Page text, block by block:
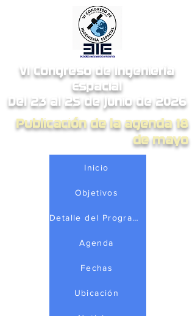
VI Congreso de Ingeniería
Espacial
Del 23 al 25 de junio de 2026
Publicación de la agenda 18
de mayo
Inicio
Objetivos
Detalle del Programa
Agenda
Fechas
Ubicación